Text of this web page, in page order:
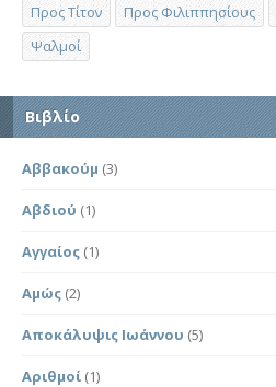
Προς Τίτον
Προς Φιλιππησίους
Ψαλμοί
Βιβλίο
Αββακούμ (3)
Αβδιού (1)
Αγγαίος (1)
Αμώς (2)
Αποκάλυψις Ιωάννου (5)
Αριθμοί (1)